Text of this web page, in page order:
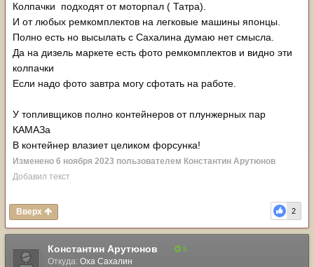
Колпачки подходят от моторпал ( Татра).
И от любых ремкомплектов на легковые машины японцы.
Полно есть но высылать с Сахалина думаю нет смысла.
Да на дизель маркете есть фото ремкомплектов и видно эти
колпачки
Если надо фото завтра могу сфотать на работе.
У топливщиков полно контейнеров от плунжерных пар
КАМАЗа
В контейнер влазиет целиком форсунка!
Изменено 6 ноября 2023 пользователем Константин Арутюнов
Добавил текст
2
Вверх
Константин Арутюнов 5
Откуда: Оха Сахалин